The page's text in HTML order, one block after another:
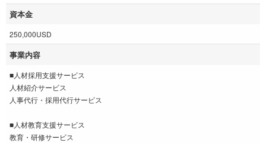
資本金
250,000USD
事業内容
■人材採用支援サービス
人材紹介サービス
人事代行・採用代行サービス
■人材教育支援サービス
教育・研修サービス